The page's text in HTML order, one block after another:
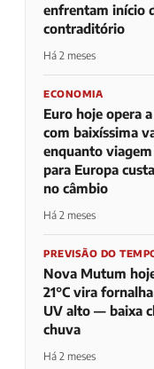
enfrentam início
contraditório
Há 2 meses
ECONOMIA
Euro hoje opera
com baixíssima
enquanto viagem
para Europa
no câmbio
Há 2 meses
PREVISÃO DO
Nova Mutum
21°C vira
UV alto — baixa
chuva
Há 2 meses